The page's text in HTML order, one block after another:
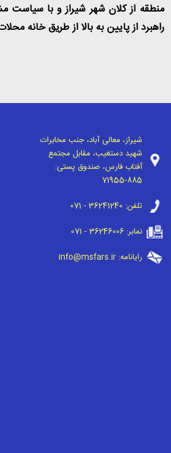
منطقه از کلان شهر شیراز و با سیاست
راهبرد از پایین به بالا از طریق خانه
شیراز، معالی آباد، جنب مخابرات
شهید دستغیب، مقابل مجتمع
آفتاب فارس، صندوق پستی:
71955-885
تلفن: 071 - 36241240
نمابر:071 - 36246006
رایانامه:info@msfars.ir